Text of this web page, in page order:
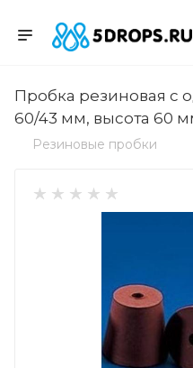
Пробка резиновая с
60/43 мм, высота 60
Резиновые пробки